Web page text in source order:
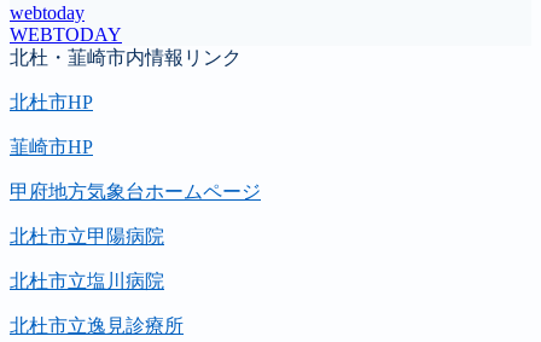
webtoday
WEBTODAY
北杜・韮崎市内情報リンク
北杜市HP
韮崎市HP
甲府地方気象台ホームページ
北杜市立甲陽病院
北杜市立塩川病院
北杜市立逸見診療所